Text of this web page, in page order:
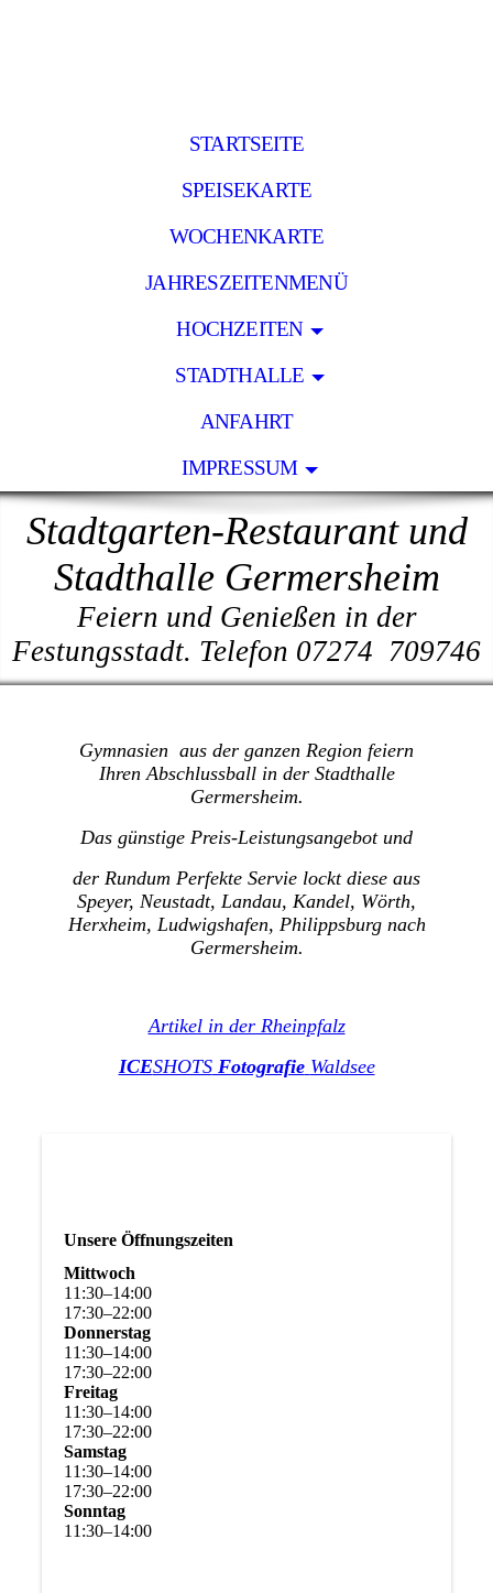
STARTSEITE
SPEISEKARTE
WOCHENKARTE
JAHRESZEITENMENÜ
HOCHZEITEN
STADTHALLE
ANFAHRT
IMPRESSUM
Stadtgarten-Restaurant und
Stadthalle Germersheim
Feiern und Genießen in der
Festungsstadt. Telefon 07274 709746
Gymnasien aus der ganzen Region feiern
Ihren Abschlussball in der Stadthalle
Germersheim.
Das günstige Preis-Leistungsangebot und
der Rundum Perfekte Servie lockt diese aus
Speyer, Neustadt, Landau, Kandel, Wörth,
Herxheim, Ludwigshafen, Philippsburg nach
Germersheim.
Artikel in der Rheinpfalz
ICESHOTSFotografie Waldsee
Unsere Öffnungszeiten
Mittwoch
11 :30–14:00
17:30–22:00
Donnerstag
11 :30–14:00
17:30–22:00
Freitag
11 :30–14:00
17:30–22:00
Samstag
11 :30–14:00
17:30–22:00
Sonntag
11 :30–14:00